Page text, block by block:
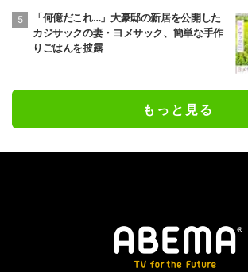
「何億だこれ…」大豪邸の新居を公開した
カジサックの妻・ヨメサック、簡単な手作
りごはんを披露
もっと見る